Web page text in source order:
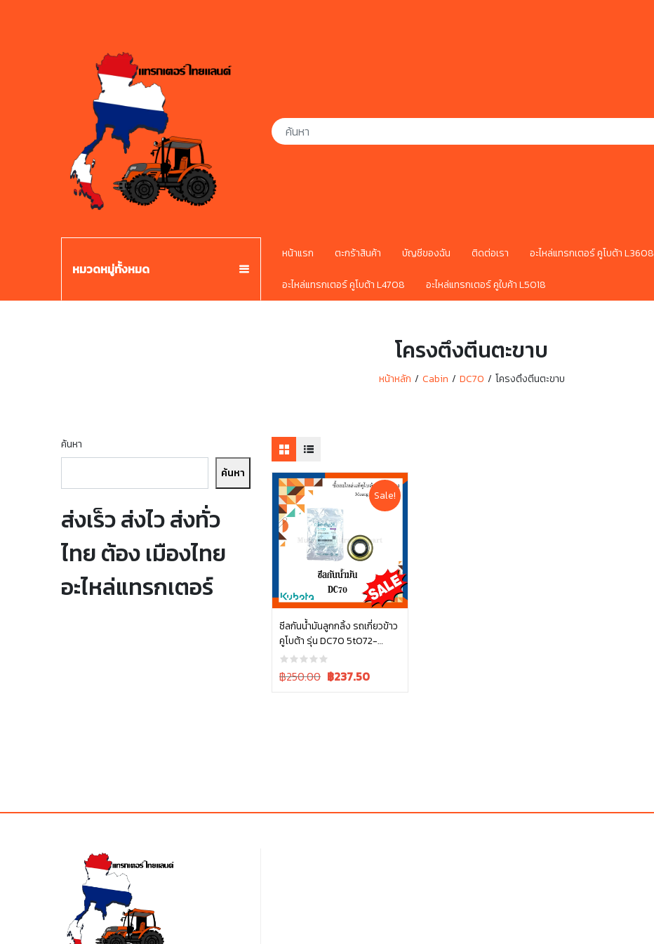
หมวดหมู่ทั้งหมด
หน้าแรก ตะกร้าสินค้า บัญชีของฉัน ติดต่อเรา อะไหล่แทรกเตอร์ คูโบต้า L3608
อะไหล่แทรกเตอร์ คูโบต้า L4708 อะไหล่แทรกเตอร์ คูใบค้า L5018
โครงตึงตีนตะขาบ
หน้าหลัก Cabin DC70 โครงตึงตีนตะขาบ
ค้นหา
ค้นหา
ส่งเร็ว ส่งไว ส่งทั่ว
ไทย ต้อง เมืองไทย
อะไหล่แทรกเตอร์
Sale!
ซีลกันน้ำมันลูกกลิ้ง รถเกี่ยวข้าว
คูโบต้า รุ่น DC70 5t072-
23230
Original
฿250.00 Current
฿237.50
หยิบใส่ตะกร้า